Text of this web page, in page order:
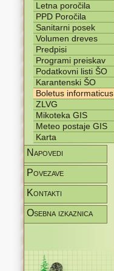
Letna poročila
PPD Poročila
Sanitarni posek
Volumen dreves
Predpisi
Programi preiskav
Podatkovni listi ŠO
Karantenski ŠO
Boletus informaticus
ZLVG
Mikoteka GIS
Meteo postaje GIS
Karta
Napovedi
Povezave
Kontakti
Osebna izkaznica